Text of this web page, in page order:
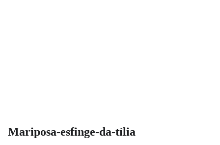
Mariposa-esfinge-da-tília